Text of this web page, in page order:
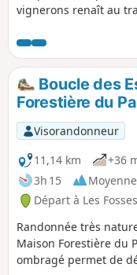
vignerons renaît au
Commanderie. Cette
découvrir les aires de
et de la Chauvière,
Chemin de Contré et
Commanderie des
Fief-Louis, le puits à
de l’Ormeau.
Boucle des
Forestière du
Visorandonneur
11,14 km
+36
3h 15
Moyenne
Départ à Les
Randonnée très
Maison Forestière du
ombragé permet de